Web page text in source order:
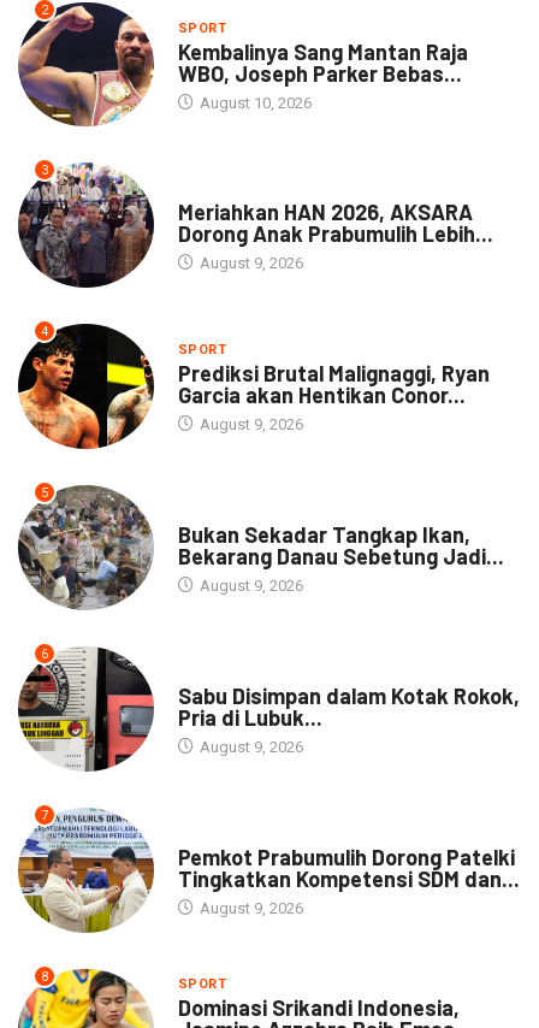
2
SPORT
Kembalinya Sang Mantan Raja
WBO, Joseph Parker Bebas...
August 10, 2026
3
Meriahkan HAN 2026, AKSARA
Dorong Anak Prabumulih Lebih...
August 9, 2026
4
SPORT
Prediksi Brutal Malignaggi, Ryan
Garcia akan Hentikan Conor...
August 9, 2026
5
Bukan Sekadar Tangkap Ikan,
Bekarang Danau Sebetung Jadi...
August 9, 2026
6
Sabu Disimpan dalam Kotak Rokok,
Pria di Lubuk...
August 9, 2026
7
Pemkot Prabumulih Dorong Patelki
Tingkatkan Kompetensi SDM dan...
August 9, 2026
8 SPORT
Dominasi Srikandi Indonesia,